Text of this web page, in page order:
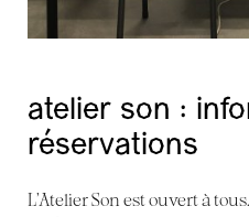
atelier son :
réservations
L’Atelier Son est ouvert à